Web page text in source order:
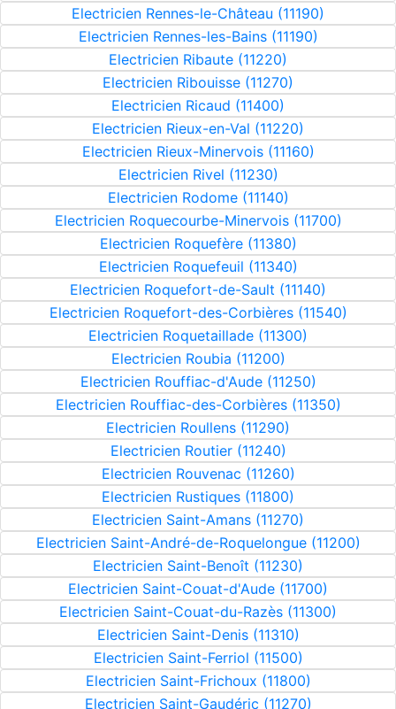
Electricien Rennes-le-Château (11190)
Electricien Rennes-les-Bains (11190)
Electricien Ribaute (11220)
Electricien Ribouisse (11270)
Electricien Ricaud (11400)
Electricien Rieux-en-Val (11220)
Electricien Rieux-Minervois (11160)
Electricien Rivel (11230)
Electricien Rodome (11140)
Electricien Roquecourbe-Minervois (11700)
Electricien Roquefère (11380)
Electricien Roquefeuil (11340)
Electricien Roquefort-de-Sault (11140)
Electricien Roquefort-des-Corbières (11540)
Electricien Roquetaillade (11300)
Electricien Roubia (11200)
Electricien Rouffiac-d'Aude (11250)
Electricien Rouffiac-des-Corbières (11350)
Electricien Roullens (11290)
Electricien Routier (11240)
Electricien Rouvenac (11260)
Electricien Rustiques (11800)
Electricien Saint-Amans (11270)
Electricien Saint-André-de-Roquelongue (11200)
Electricien Saint-Benoît (11230)
Electricien Saint-Couat-d'Aude (11700)
Electricien Saint-Couat-du-Razès (11300)
Electricien Saint-Denis (11310)
Electricien Saint-Ferriol (11500)
Electricien Saint-Frichoux (11800)
Electricien Saint-Gaudéric (11270)